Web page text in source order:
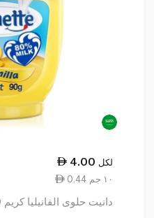
4.00 لكل
0.44 ١٠ جم
دانيت حلوى الفانيليا كريم 90 غرام